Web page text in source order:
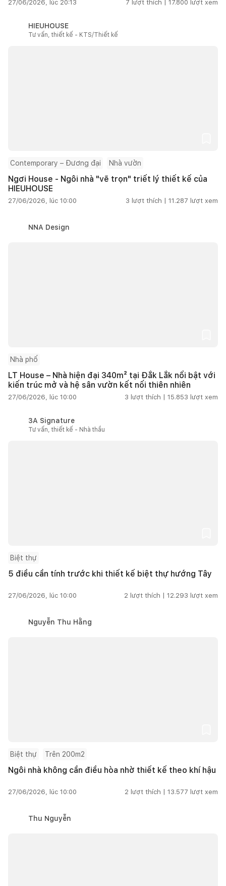
27/06/2026, lúc 20:13 7 lượt thích | 17.800 lượt xem
HIEUHOUSE
Tư vấn, thiết kế - KTS/Thiết kế
Contemporary – Đương đại Nhà vườn
Ngơi House - Ngôi nhà "vẽ trọn" triết lý thiết kế của
HIEUHOUSE
27/06/2026, lúc 10:00 3 lượt thích | 11.287 lượt xem
NNA Design
Nhà phố
LT House – Nhà hiện đại 340m² tại Đắk Lắk nổi bật với
kiến trúc mở và hệ sân vườn kết nối thiên nhiên
27/06/2026, lúc 10:00 3 lượt thích | 15.853 lượt xem
3A Signature
Tư vấn, thiết kế - Nhà thầu
Biệt thự
5 điều cần tính trước khi thiết kế biệt thự hướng Tây
27/06/2026, lúc 10:00 2 lượt thích | 12.293 lượt xem
Nguyễn Thu Hằng
Biệt thự Trên 200m2
Ngôi nhà không cần điều hòa nhờ thiết kế theo khí hậu
27/06/2026, lúc 10:00 2 lượt thích | 13.577 lượt xem
Thu Nguyễn